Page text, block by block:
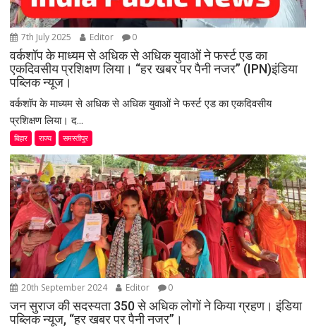
7th July 2025 Editor 0
वर्कशॉप के माध्यम से अधिक से अधिक युवाओं ने फर्स्ट एड का
एकदिवसीय प्रशिक्षण लिया। “हर खबर पर पैनी नजर” (IPN)इंडिया
पब्लिक न्यूज।
वर्कशॉप के माध्यम से अधिक से अधिक युवाओं ने फर्स्ट एड का एकदिवसीय
प्रशिक्षण लिया। द...
बिहार राज्य समस्तीपुर
20th September 2024 Editor 0
जन सुराज की सदस्यता 350 से अधिक लोगों ने किया ग्रहण। इंडिया
पब्लिक न्यूज, “हर खबर पर पैनी नजर”।